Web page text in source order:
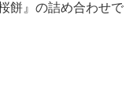
餅』の詰め合わせで